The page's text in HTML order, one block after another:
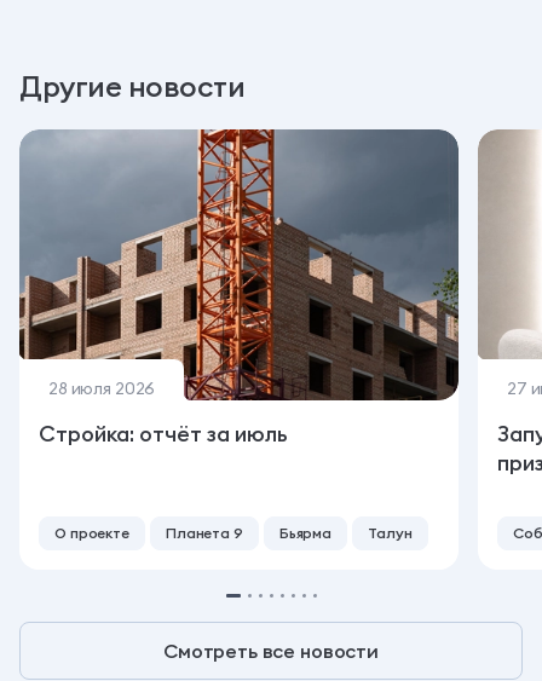
Другие новости
28 июля 2026
Стройка: отчёт за июль
О проекте Планета 9 Бьярма Талун
27
Смотреть все новости